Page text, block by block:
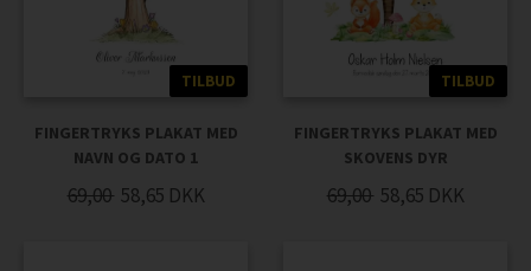
TILBUD
FINGERTRYKS PLAKAT MED
NAVN OG DATO 1
69,00 58,65 DKK
TILBUD
FINGERTRYKS PLAKAT MED
SKOVENS DYR
69,00 58,65 DKK